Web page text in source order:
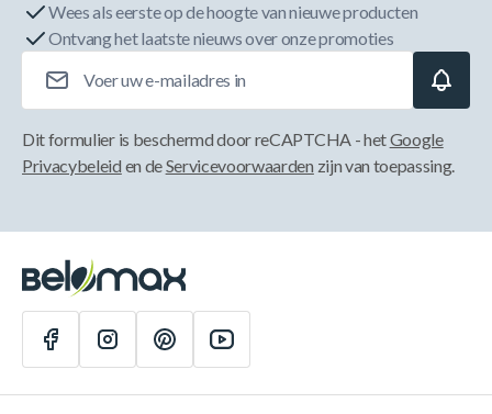
Wees als eerste op de hoogte van nieuwe producten
Ontvang het laatste nieuws over onze promoties
Dit formulier is beschermd door reCAPTCHA - hetGoogle
Privacybeleid en deServicevoorwaarden zijn van toepassing.